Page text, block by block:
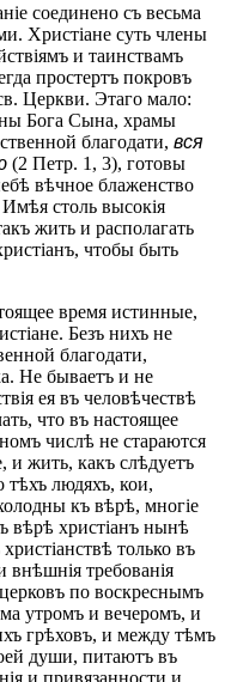
соединено съ весьма
Христіане суть члены
и таинствамъ
простертъ покровъ
Церкви. Этаго мало:
Бога Сына, храмы
благодати, вся
(2 Петр. 1, 3), готовы
вѣчное блаженство
столь высокія
жить и располагать
чтобы быть
время истинные,
Безъ нихъ не
благодати,
Не бываетъ и не
ея въ человѣчествѣ
что въ настоящее
числѣ не стараются
и жить, какъ слѣдуетъ
тѣхъ людяхъ, кои,
къ вѣрѣ, многіе
вѣрѣ христіанъ нынѣ
только въ
внѣшнія требованія
по воскреснымъ
утромъ и вечеромъ, и
грѣховъ, и между тѣмъ
души, питаютъ въ
и привязанности и